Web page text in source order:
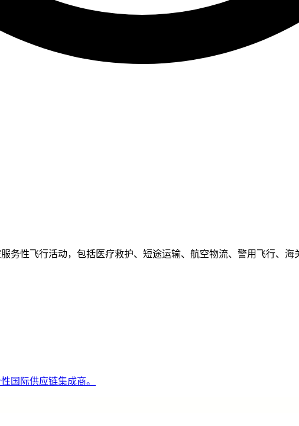
务性飞行活动，包括医疗救护、短途运输、航空物流、警用飞行、海
国际供应链集成商。